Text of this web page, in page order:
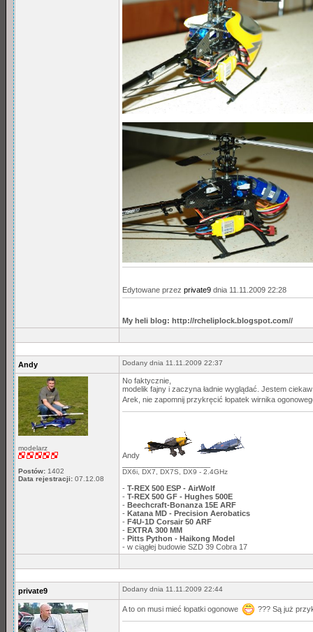
Edytowane przez private9 dnia 11.11.2009 22:28
My heli blog: http://rcheliplock.blogspot.com//
Andy Dodany dnia 11.11.2009 22:37
modelarz
Postów: 1402
Data rejestracji: 07.12.08
No faktycznie,
modelik fajny i zaczyna ładnie wyglądać. Jestem
Arek, nie zapomnij przykręcić łopatek wirnika
Andy
DX6i, DX7, DX7S, DX9 - 2.4GHz
- T-REX 500 ESP - AirWolf
- T-REX 500 GF - Hughes 500E
- Beechcraft-Bonanza 15E ARF
- Katana MD - Precision Aerobatics
- F4U-1D Corsair 50 ARF
- EXTRA 300 MM
- Pitts Python - Haikong Model
- w ciągłej budowie SZD 39 Cobra 17
private9 Dodany dnia 11.11.2009 22:44
A to on musi mieć łopatki ogonowe ??? Są już